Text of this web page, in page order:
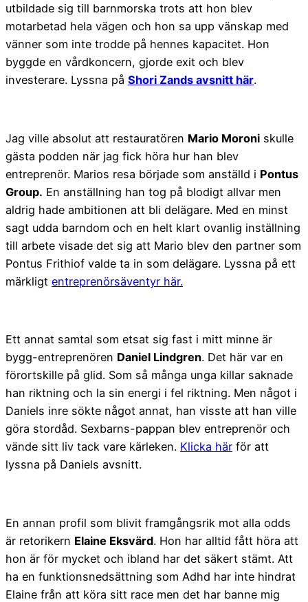
utbildade sig till barnmorska trots att hon blev
motarbetad hela vägen och hon sa upp vänskap med
vänner som inte trodde på hennes kapacitet. Hon
byggde en vårdkoncern, gjorde exit och blev
investerare. Lyssna på Shori Zands avsnitt här.
Jag ville absolut att restauratören Mario Moroni skulle
gästa podden när jag fick höra hur han blev
entreprenör. Marios resa började som anställd i Pontus
Group. En anställning han tog på blodigt allvar men
aldrig hade ambitionen att bli delägare. Med en minst
sagt udda barndom och en helt klart ovanlig inställning
till arbete visade det sig att Mario blev den partner som
Pontus Frithiof valde ta in som delägare. Lyssna på ett
märkligt entreprenörsäventyr här.
Ett annat samtal som etsat sig fast i mitt minne är
bygg-entreprenören Daniel Lindgren. Det här var en
förortskille på glid. Som så många unga killar saknade
han riktning och la sin energi i fel riktning. Men något i
Daniels inre sökte något annat, han visste att han ville
göra stordåd. Sexbarns-pappan blev entreprenör och
vände sitt liv tack vare kärleken. Klicka här för att
lyssna på Daniels avsnitt.
En annan profil som blivit framgångsrik mot alla odds
är retorikern Elaine Eksvärd. Hon har alltid fått höra att
hon är för mycket och ibland har det säkert stämt. Att
ha en funktionsnedsättning som Adhd har inte hindrat
Elaine från att köra sitt race men det har banne mig